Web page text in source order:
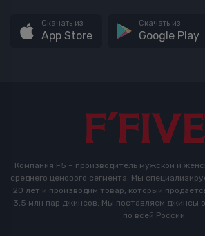
Скачать из
App Store
Скачать из
Google Play
Компания F5 – производитель мужской и
среднего ценового сегмента. Мы
20 лет и производим товар, который
3,5 млн пар джинсов. Мы поставляем джинсы
по всей России.